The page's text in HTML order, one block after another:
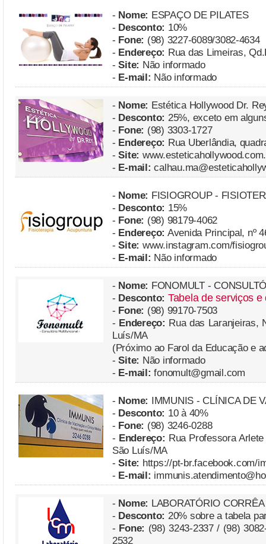
- Nome: ESPAÇO DE PILATES
- Desconto: 10%
- Fone: (98) 3227-6089/3082-4634
- Endereço: Rua das Limeiras,
-Site: Não informado
- E-mail: Não informado
- Nome: Estética Hollywood Dr.
- Desconto: 25%, exceto em
- Fone: (98) 3303-1727
- Endereço: Rua Uberlândia,
-Site:
- E-mail:
- Nome: FISIOGROUP -
- Desconto: 15%
- Fone: (98) 98179-4062
- Endereço: Avenida Principal, nº
-Site: www.instagram.com/
- E-mail: Não informado
- Nome: FONOMULT -
- Desconto: Tabela de serviços e
- Fone: (98) 99170-7503
- Endereço: Rua das Laranjeiras,
Luís/MA
(Próximo ao Farol da Educação e
-Site: Não informado
- E-mail: fonomult@gmail.com
- Nome: IMMUNIS - CLÍNICA DE
- Desconto: 10 à 40%
- Fone: (98) 3246-0288
- Endereço: Rua Professora
São Luís/MA
-Site: https://pt-br.facebook.com/
- E-mail:
- Nome: LABORATÓRIO
- Desconto: 20% sobre a tabela
- Fone: (98) 3243-2337 / (98)
2532